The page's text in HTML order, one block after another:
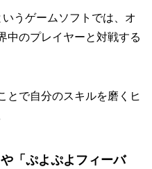
うゲームソフトでは、オ
中のプレイヤーと対戦する
とで自分のスキルを磨くヒ
「ぷよぷよフィーバ